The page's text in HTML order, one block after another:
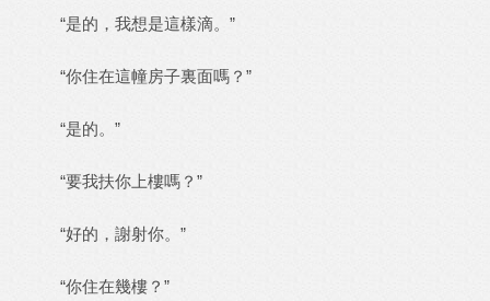
“是的，我想是這樣滴。”
“你住在這幢房子裏面嗎？”
“是的。”
“要我扶你上樓嗎？”
“好的，謝射你。”
“你住在幾樓？”